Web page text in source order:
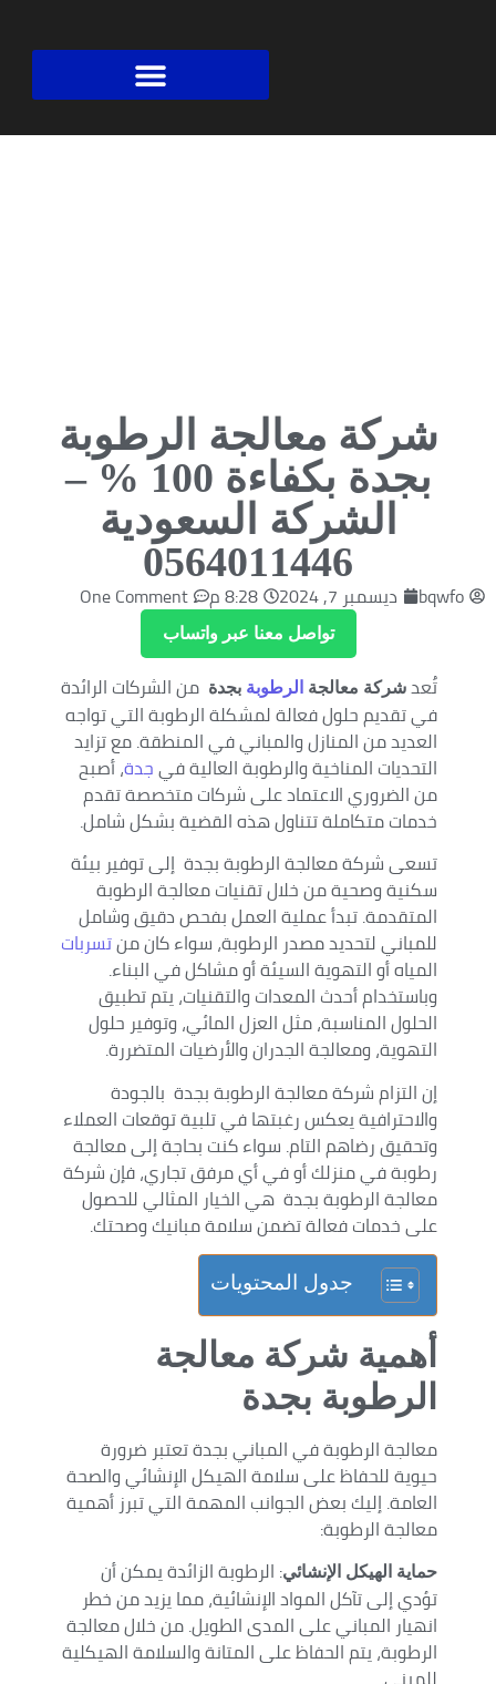
شركة معالجة الرطوبة
بجدة بكفاءة 100 % –
الشركة السعودية
0564011446
bqwfo ديسمبر 7, 2024 8:28 م One Comment
تواصل معنا عبر واتساب
تُعد شركة معالجة الرطوبة بجدة من الشركات الرائدة
في تقديم حلول فعالة لمشكلة الرطوبة التي تواجه
العديد من المنازل والمباني في المنطقة. مع تزايد
التحديات المناخية والرطوبة العالية فيجدة، أصبح
من الضروري الاعتماد على شركات متخصصة تقدم
خدمات متكاملة تتناول هذه القضية بشكل شامل.
تسعى شركة معالجة الرطوبة بجدة إلى توفير بيئة
سكنية وصحية من خلال تقنيات معالجة الرطوبة
المتقدمة. تبدأ عملية العمل بفحص دقيق وشامل
للمباني لتحديد مصدر الرطوبة، سواء كان منتسربات
المياه أو التهوية السيئة أو مشاكل في البناء.
وباستخدام أحدث المعدات والتقنيات، يتم تطبيق
الحلول المناسبة، مثل العزل المائي، وتوفير حلول
التهوية، ومعالجة الجدران والأرضيات المتضررة.
إن التزام شركة معالجة الرطوبة بجدة بالجودة
والاحترافية يعكس رغبتها في تلبية توقعات العملاء
وتحقيق رضاهم التام. سواء كنت بحاجة إلى معالجة
رطوبة في منزلك أو في أي مرفق تجاري، فإن شركة
معالجة الرطوبة بجدة هي الخيار المثالي للحصول
على خدمات فعالة تضمن سلامة مبانيك وصحتك.
جدول المحتويات
أهمية شركة معالجة
الرطوبة بجدة
معالجة الرطوبة في المباني بجدة تعتبر ضرورة
حيوية للحفاظ على سلامة الهيكل الإنشائي والصحة
العامة. إليك بعض الجوانب المهمة التي تبرز أهمية
معالجة الرطوبة:
حماية الهيكل الإنشائي: الرطوبة الزائدة يمكن أن
تؤدي إلى تآكل المواد الإنشائية، مما يزيد من خطر
انهيار المباني على المدى الطويل. من خلال معالجة
الرطوبة، يتم الحفاظ على المتانة والسلامة الهيكلية